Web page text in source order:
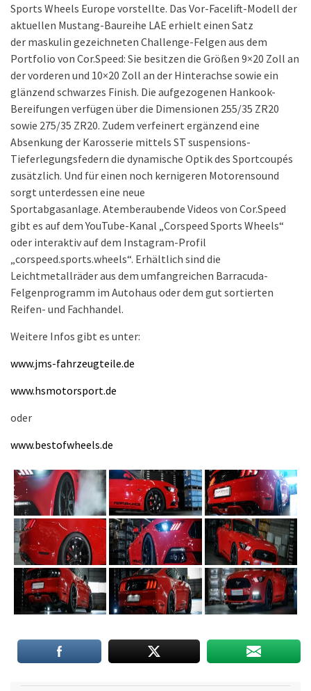
Sports Wheels Europe vorstellte. Das Vor-Facelift-Modell der
aktuellen Mustang-Baureihe LAE erhielt einen Satz
der maskulin gezeichneten Challenge-Felgen aus dem
Portfolio von Cor.Speed: Sie besitzen die Größen 9×20 Zoll an
der vorderen und 10×20 Zoll an der Hinterachse sowie ein
glänzend schwarzes Finish. Die aufgezogenen Hankook-
Bereifungen verfügen über die Dimensionen 255/35 ZR20
sowie 275/35 ZR20. Zudem verfeinert ergänzend eine
Absenkung der Karosserie mittels ST suspensions-
Tieferlegungsfedern die dynamische Optik des Sportcoupés
zusätzlich. Und für einen noch kernigeren Motorensound
sorgt unterdessen eine neue
Sportabgasanlage. Atemberaubende Videos von Cor.Speed
gibt es auf dem YouTube-Kanal „Corspeed Sports Wheels“
oder interaktiv auf dem Instagram-Profil
„corspeed.sports.wheels“. Erhältlich sind die
Leichtmetallräder aus dem umfangreichen Barracuda-
Felgenprogramm im Autohaus oder dem gut sortierten
Reifen- und Fachhandel.
Weitere Infos gibt es unter:
www.jms-fahrzeugteile.de
www.hsmotorsport.de
oder
www.bestofwheels.de